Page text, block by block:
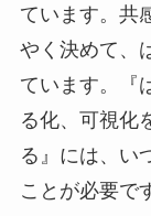
ています。共
やく決めて、
ています。『
る化、可視化
る』には、い
ことが必要で